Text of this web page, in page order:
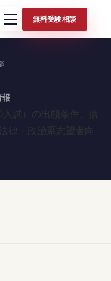
無料受験相談
入試）の出願条件、倍
律・政治系志望者向